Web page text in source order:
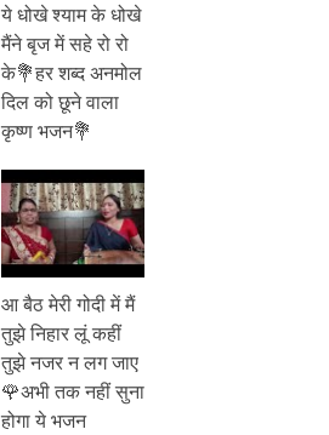
ये धोखे श्याम के धोखे
मैंने बृज में सहे रो रो
के💐हर शब्द अनमोल
दिल को छूने वाला
कृष्ण भजन💐
आ बैठ मेरी गोदी में मैं
तुझे निहार लूं कहीं
तुझे नजर न लग जाए
🌹अभी तक नहीं सुना
होगा ये भजन